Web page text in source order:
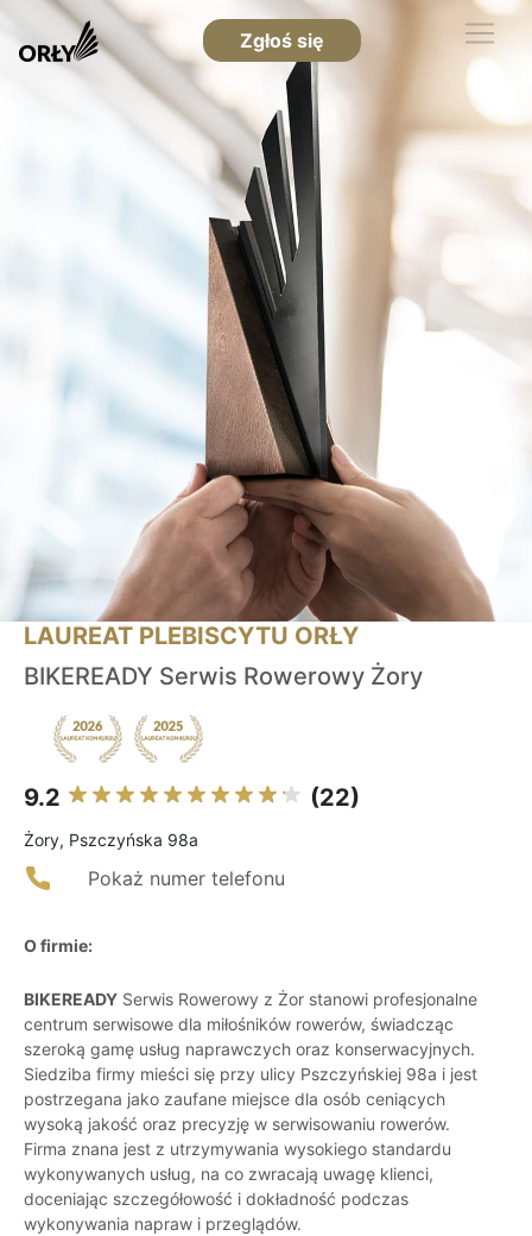
Zgłoś się
LAUREAT PLEBISCYTU ORŁY
BIKEREADY Serwis Rowerowy Żory
9.2 (22)
Żory, Pszczyńska 98a
Pokaż numer telefonu
O firmie:
BIKEREADY Serwis Rowerowy z Żor stanowi profesjonalne
centrum serwisowe dla miłośników rowerów, świadcząc
szeroką gamę usług naprawczych oraz konserwacyjnych.
Siedziba firmy mieści się przy ulicy Pszczyńskiej 98a i jest
postrzegana jako zaufane miejsce dla osób ceniących
wysoką jakość oraz precyzję w serwisowaniu rowerów.
Firma znana jest z utrzymywania wysokiego standardu
wykonywanych usług, na co zwracają uwagę klienci,
doceniając szczegółowość i dokładność podczas
wykonywania napraw i przeglądów.